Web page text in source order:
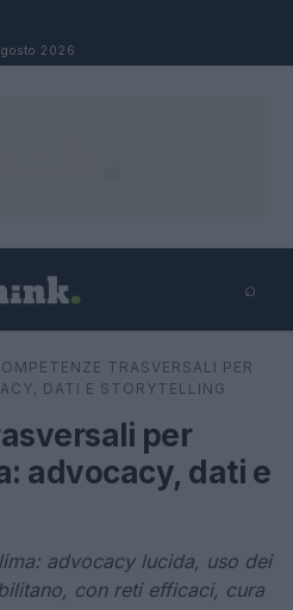
2026
⌕
⌕ ×
TRASVERSALI PER
DATI E STORYTELLING
per
advocacy, dati e
advocacy lucida, uso dei
con reti efficaci, cura